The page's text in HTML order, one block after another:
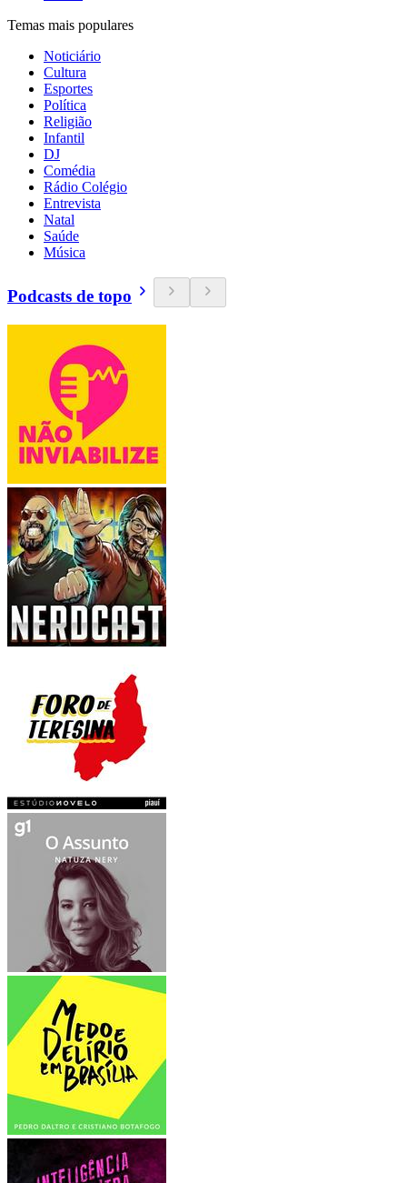
Temas mais populares
Noticiário
Cultura
Esportes
Política
Religião
Infantil
DJ
Comédia
Rádio Colégio
Entrevista
Natal
Saúde
Música
Podcasts de topo